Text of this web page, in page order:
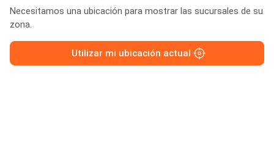
Necesitamos una ubicación para mostrar las sucursales de su
zona.
Utilizar mi ubicación actual